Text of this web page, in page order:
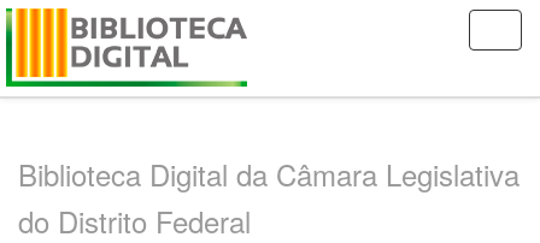
Skip
Biblioteca Digital da Câmara Legislativa
do Distrito Federal